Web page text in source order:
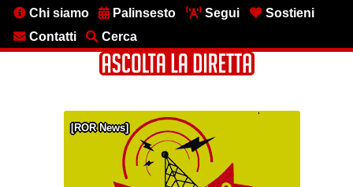
MenuChi siamo Palinsesto Segui
Sostieni
Contatti
Cerca
ROR News